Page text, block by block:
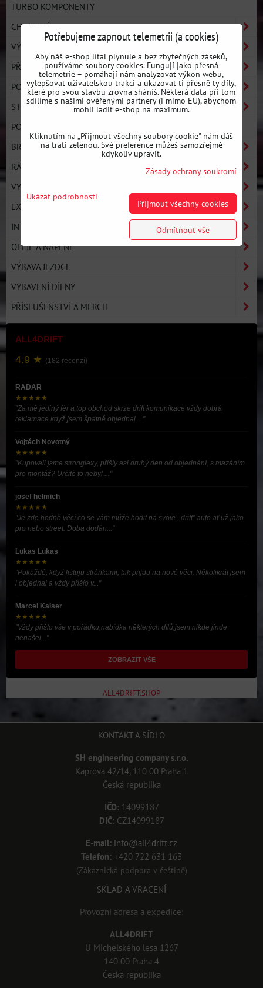
TURBO KOMPONENTY
CHLAZENÍ
VÝFUKOVÝ SYSTÉM
PŘEVODOVKA A SPOJKA
PODVOZEK
STRONGFLEX
POLYURETANOVÉ SILENTBLOKY - OSTATNÍ
BRZDY
RÁMY A BASH-BARY
VYZTUŽENÍ KAROSERIE
EXTERIÉR / KAROSÉRIE
INTERIÉR
OLEJE A NÁPLNĚ
VÝBAVA JEZDCE
VYBAVENÍ DÍLNY
PŘÍSLUŠENSTVÍ A MERCH
ALL4DRIFT
4.9 ★ (182 recenzí)
RADAR
★★★★★
"Za mě jediný fér a top obchod skrze drift komunikace vždy dobrá
reklamace když jsem špatně objednal ..."
Vojtěch Novotný
★★★★★
"Kupovali jsme stronglexy, přišly asi druhý den od objednání, s mazáním
pro montáž? Určitě to nebyl ..."
josef helmich
★★★★★
"Je zde hodně věcí co se vám může hodit na svoje ,,drift” auto ať už jako
pro nebo street. Doba dodán..."
Lukas Lukas
★★★★★
"Pokaždé, když listuju stránkami, tak prijdu na nové věci. Několikrát jsem
i objednal a vždy přišlo v..."
Marcel Kaiser
★★★★★
"Vždy přišlo vše v pořádku,nabídka některých dílů,jsem nikde jinde
nenašel..."
ZOBRAZIT VŠE
ALL4DRIFT.SHOP
KONTAKT A SÍDLO
SH engineering company s.r.o.
Kaprova 42/14, 110 00 Praha 1
Česká republika
IČO:14099187
DIČ:CZ14099187
E-mail: info@all4drift.cz
Telefon: +420 722 631 163
(Zákaznická podpora v češtině)
SKLAD A VRACENÍ
Provozní adresa a expedice:
ALL4DRIFT
U Michelského lesa 1267
140 00 Praha 4
Česká republika
Potřebujeme zapnout telemetrii (a cookies)
Aby náš e-shop lítal plynule a bez zbytečných záseků,
používáme soubory cookies. Fungují jako přesná
telemetrie – pomáhají nám analyzovat výkon webu,
vylepšovat uživatelskou trakci a ukazovat ti přesně ty díly,
které pro svou stavbu zrovna sháníš. Některá data při tom
sdílíme s našimi ověřenými partnery (i mimo EU), abychom
mohli ladit e-shop na maximum.
Kliknutím na „Přijmout všechny soubory cookie" nám dáš
na trati zelenou. Své preference můžeš samozřejmě
kdykoliv upravit.
Zásady ochrany soukromí
Ukázat podrobnosti
Přijmout všechny cookies
Odmítnout vše